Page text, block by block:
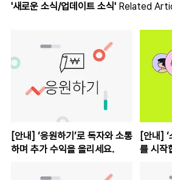
'새로운 소식/업데이트 소식' Related
[안내] ‘응원하기’로 독자와 소통
하며 추가 수익을 올리세요.
[안내] ‘
를 시작